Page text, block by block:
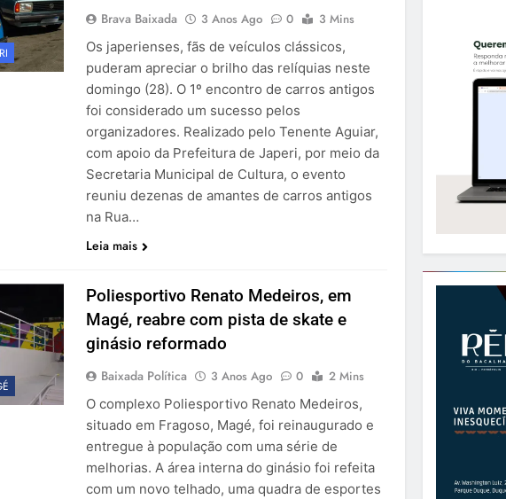
Brava Baixada 3 Anos Ago 0
3 Mins
Os japerienses, fãs de veículos clássicos,
puderam apreciar o brilho das relíquias neste
domingo (28). O 1º encontro de carros antigos
foi considerado um sucesso pelos
organizadores. Realizado pelo Tenente Aguiar,
com apoio da Prefeitura de Japeri, por meio da
Secretaria Municipal de Cultura, o evento
reuniu dezenas de amantes de carros antigos
na Rua…
Leia mais
Poliesportivo Renato Medeiros, em
Magé, reabre com pista de skate e
ginásio reformado
Baixada Política 3 Anos Ago 0
2 Mins
O complexo Poliesportivo Renato Medeiros,
situado em Fragoso, Magé, foi reinaugurado e
entregue à população com uma série de
melhorias. A área interna do ginásio foi refeita
com um novo telhado, uma quadra de esportes